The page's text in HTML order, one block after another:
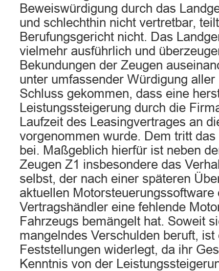
Beweiswürdigung durch das
und schlechthin nicht vertretbar,
Berufungsgericht nicht. Das
vielmehr ausführlich und
Bekundungen der Zeugen
unter umfassender Würdigung
Schluss gekommen, dass eine
Leistungssteigerung durch die
Laufzeit des Leasingvertrages an
vorgenommen wurde. Dem tritt
bei. Maßgeblich hierfür ist neben
Zeugen Z1 insbesondere das
selbst, der nach einer späteren
aktuellen Motorsteuerungssoftware
Vertragshändler eine fehlende
Fahrzeugs bemängelt hat. Soweit
mangelndes Verschulden beruft, ist
Feststellungen widerlegt, da ihr
Kenntnis von der